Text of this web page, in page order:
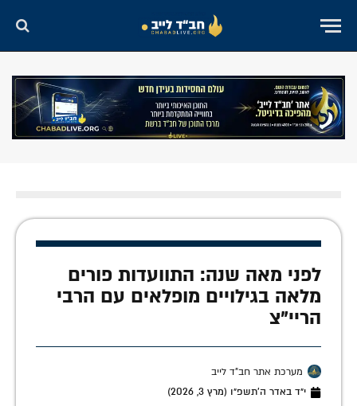
לפני מאה שנה: התוועדות פורים
מלאה בגילויים מופלאים עם הרבי
הריי"צ
מערכת אתר חב"ד לייב
י״ד באדר ה׳תשפ״ו (מרץ 3, 2026)